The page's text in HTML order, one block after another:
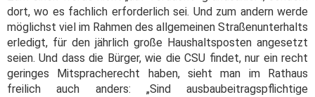
dort, wo es fachlich erforderlich sei. Und zum andern werde
möglichst viel im Rahmen des allgemeinen Straßenunterhalts
erledigt, für den jährlich große Haushaltsposten angesetzt
seien. Und dass die Bürger, wie die CSU findet, nur ein recht
geringes Mitspracherecht haben, sieht man im Rathaus
freilich auch anders: „Sind ausbaubeitragspflichtige